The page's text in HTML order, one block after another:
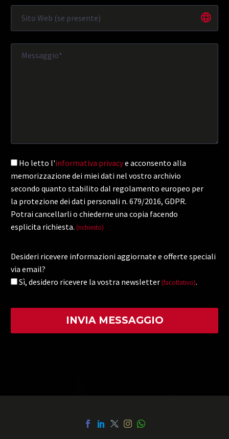
Ho letto l'informativa privacye acconsento alla
memorizzazione dei miei dati nel vostro archivio
secondo quanto stabilito dal regolamento europeo per
la protezione dei dati personali n. 679/2016, GDPR.
Potrai cancellarli o chiederne una copia facendo
esplicita richiesta. (richiesto)
Desideri ricevere informazioni aggiornate e offerte speciali
via email?
Sì, desidero ricevere la vostra newsletter (facoltativo).